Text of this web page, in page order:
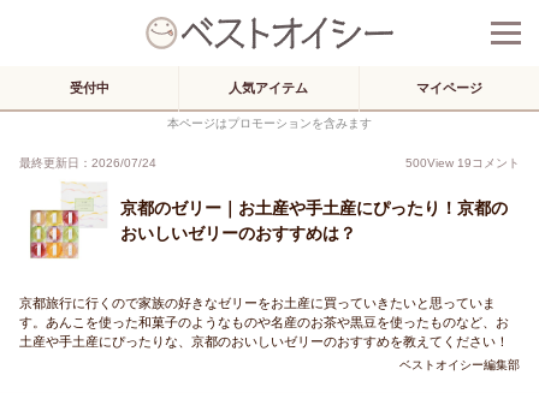
受付中 人気アイテム マイページ
本ページはプロモーションを含みます
最終更新日：2026/07/24 500View 19コメント
京都のゼリー｜お土産や手土産にぴったり！京都の
おいしいゼリーのおすすめは？
京都旅行に行くので家族の好きなゼリーをお土産に買っていきたいと思っていま
す。あんこを使った和菓子のようなものや名産のお茶や黒豆を使ったものなど、お
土産や手土産にぴったりな、京都のおいしいゼリーのおすすめを教えてください！
ベストオイシー編集部